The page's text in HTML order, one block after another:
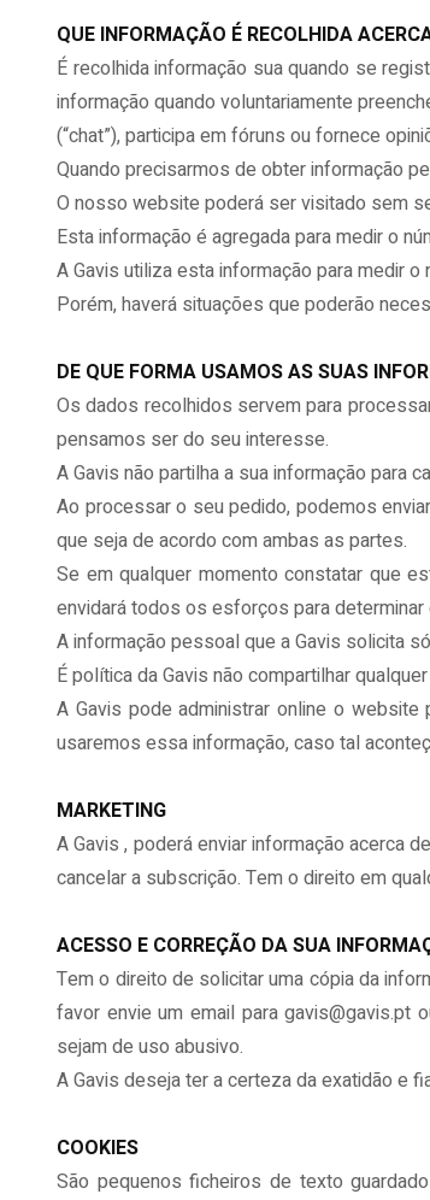
QUE INFORMAÇÃO É RECOLHIDA
É recolhida informação sua quando se
informação quando voluntariamente
(“chat”), participa em fóruns ou fornece
Quando precisarmos de obter informação
O nosso website poderá ser visitado sem
Esta informação é agregada para medir o
A Gavis utiliza esta informação para medir
Porém, haverá situações que poderão
DE QUE FORMA USAMOS AS SUAS
Os dados recolhidos servem para
pensamos ser do seu interesse.
A Gavis não partilha a sua informação para
Ao processar o seu pedido, podemos
que seja de acordo com ambas as partes.
Se em qualquer momento constatar que
envidará todos os esforços para
A informação pessoal que a Gavis solicita
É política da Gavis não compartilhar
A Gavis pode administrar online o
usaremos essa informação, caso tal
MARKETING
A Gavis , poderá enviar informação acerca
cancelar a subscrição. Tem o direito em
ACESSO E CORREÇÃO DA SUA
Tem o direito de solicitar uma cópia da
favor envie um email para
sejam de uso abusivo.
A Gavis deseja ter a certeza da exatidão e
COOKIES
São pequenos ficheiros de texto